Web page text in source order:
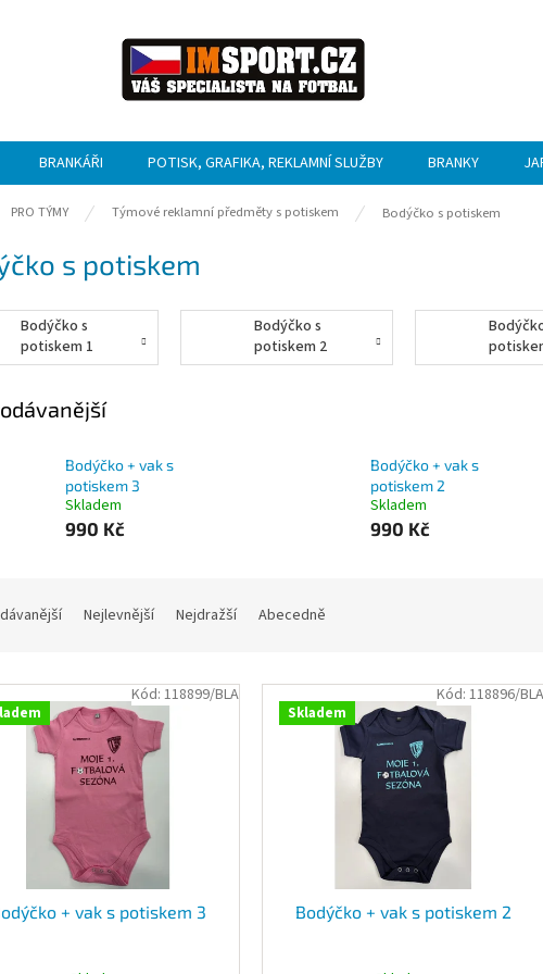
BRANKÁŘI POTISK, GRAFIKA, REKLAMNÍ SLUŽBY BRANKY
PRO TÝMY Týmové reklamní předměty s potiskem Bodýčko s potiskem
s potiskem
Bodýčko s
potiskem 1
Bodýčko s
potiskem 2
Bodýčko + vak s
potiskem 3
Skladem
990 Kč
Bodýčko + vak s
potiskem 2
Skladem
990 Kč
Nejlevnější Nejdražší Abecedně
+ vak s potiskem 3
Kód: 118899/BLA
Skladem
Bodýčko + vak s potiskem 2
Kód: 118896/BLA